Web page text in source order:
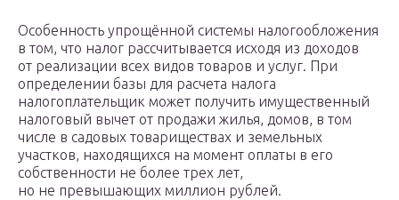
Особенность упрощённой системы налогообложения
в том, что налог рассчитывается исходя из доходов
от реализации всех видов товаров и услуг. При
определении базы для расчета налога
налогоплательщик может получить имущественный
налоговый вычет от продажи жилья, домов, в том
числе в садовых товариществах и земельных
участков, находящихся на момент оплаты в его
собственности не более трех лет,
но не превышающих миллион рублей.